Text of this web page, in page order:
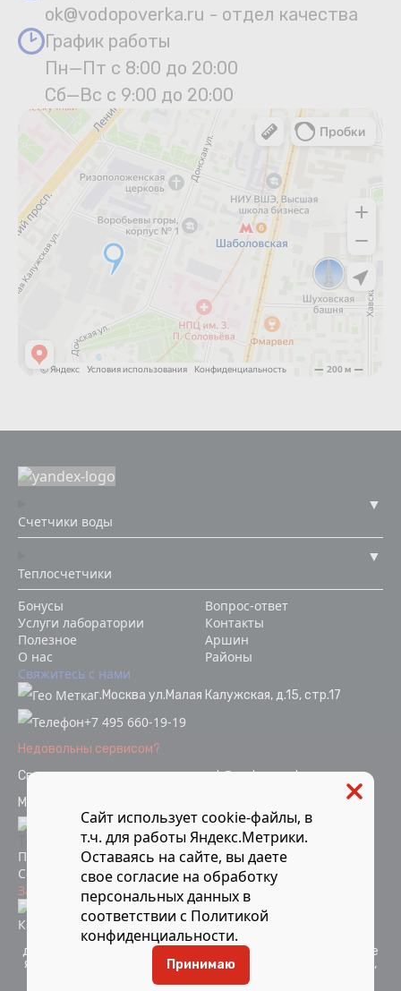
ok@vodopoverka.ru - отдел качества
График работы
Пн—Пт с 8:00 до 20:00
Сб—Вс с 9:00 до 20:00
Счетчики воды
Теплосчетчики
Бонусы
Услуги лаборатории
Полезное
О нас
Вопрос-ответ
Контакты
Аршин
Районы
Свяжитесь с нами
г.Москва ул.Малая Калужская, д.15, стр.17
+7 495 660-19-19
Недовольны сервисом?
Связаться с отделом качестваok@vodopoverka.ru
Мы в социальных сетях:
Политика конфиденциальности
Согласие на обработку персональных данных
Защита от мошенников
Информация об аккредитации
Карта сайта
Компания Мосметрология © 2021-2026 Все материалы
данного сайта являются объектами авторского права и не
являются публичной офертой. Запрещается копирование,
распространение (в том числе путем копирования на
Сайт использует cookie-файлы, в
т.ч. для работы Яндекс.Метрики.
Оставаясь на сайте, вы даете
своесогласие на обработку
персональных данных в
соответствии с Политикой
конфиденциальности.
Принимаю